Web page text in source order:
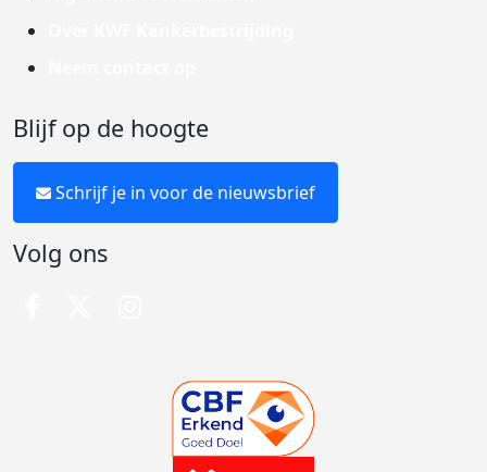
Blijf op de hoogte
Schrijf je in voor de nieuwsbrief
Volg ons